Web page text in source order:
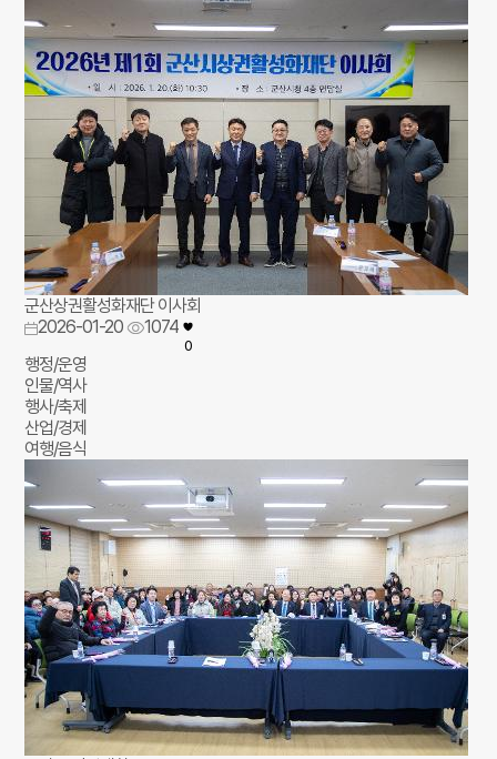
군산상권활성화재단 이사회
2026-01-20
1074
0
행정/운영
인물/역사
행사/축제
산업/경제
여행/음식